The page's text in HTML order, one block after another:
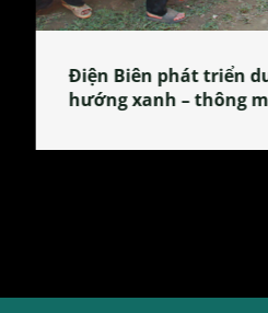
Làng làm bánh tẻ
tỏa đặc sản xứ Đoài